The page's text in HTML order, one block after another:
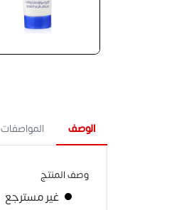
الوصف المواصفات
وصف المنتج
غير مسترجع